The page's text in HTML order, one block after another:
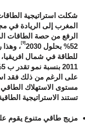
المغرب إلى الريادة في
52% بحلول 2030
[9]، وهذا
2011 بنسبة نمو تقدر ب 5% سنويا للطلب على الطاقة الأولية
على الرغم من ذلك فقد
مستوى الاستهلاك
تستند الاستراتيجية
مزيج طاقي متنوع يقوم